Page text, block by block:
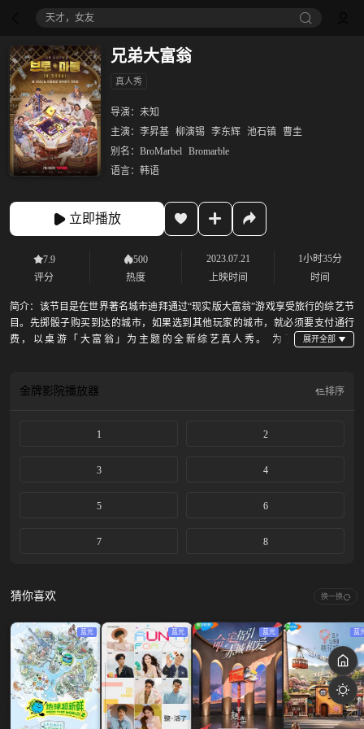
八仙！
兄弟大富翁
真人秀
导演： 未知
主演： 李昇基 柳演锡 李东辉 池石镇
曹圭
别名： BroMarbel Bromarble
语言： 韩语
立即播放
7.9
评分
500
热度
2023.07.21
上映时间
1小时35分
时间
简介： 该节目是在世界著名城市迪拜通过“现实版大富翁”游戏享受旅行的综艺节
目。先掷骰子购买到达的城市，如果选到其他玩家的城市，就必须要支付通行
费，以桌游「大富翁」为主题的全新综艺真人秀。 为了
《机医》、《爱情的理解》等备受喜爱的演员柳演锡，《请回答1988》、《极限
令营》等独具魅力的嗓音展现了&quot;七大甜美感&quot;的圭贤，SEVENTEEN洪
契度到激烈的头脑斗争，在金钱面前慢慢展现...
金牌影院播放器 排序
1 2
3 4
5 6
7 8
猜你喜欢 换一换
蓝光 蓝光 蓝光 蓝